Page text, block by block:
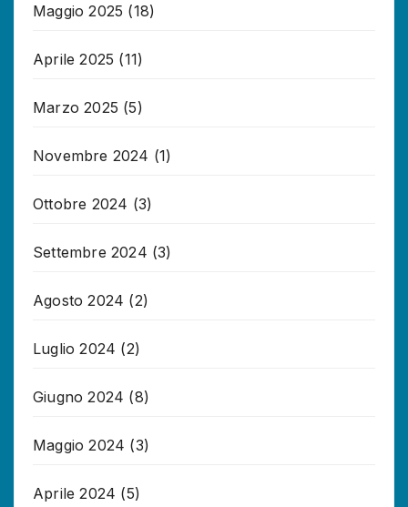
Maggio 2025 (18)
Aprile 2025 (11)
Marzo 2025 (5)
Novembre 2024 (1)
Ottobre 2024 (3)
Settembre 2024 (3)
Agosto 2024 (2)
Luglio 2024 (2)
Giugno 2024 (8)
Maggio 2024 (3)
Aprile 2024 (5)